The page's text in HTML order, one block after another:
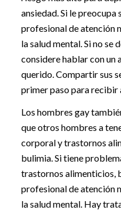
ansiedad. Si le preocupa
profesional de atención
la salud mental. Si no
considere hablar con un
querido. Compartir sus
primer paso para recibir
Los hombres gay
que otros hombres a
corporal y trastornos
bulimia. Si tiene
trastornos alimenticios,
profesional de atención
la salud mental. Hay